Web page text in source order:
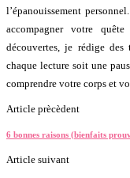
l’épanouissement
accompagner votre
découvertes, je rédige
chaque lecture soit une
comprendre votre corps et
Article prècèdent
6 bonnes raisons (bienfaits
Article suivant